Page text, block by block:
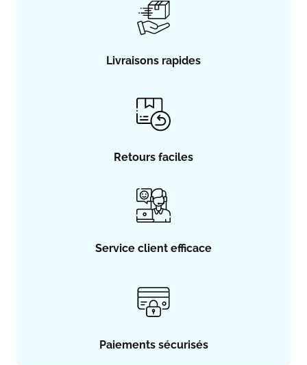
Livraisons rapides
Retours faciles
Service client efficace
Paiements sécurisés